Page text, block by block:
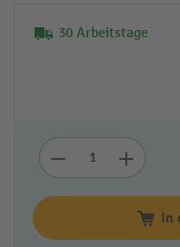
30 Arbeitstage
In